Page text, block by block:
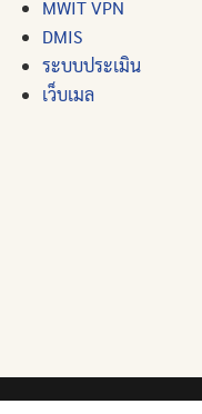
MWIT VPN
DMIS
ระบบประเมิน
เว็บเมล